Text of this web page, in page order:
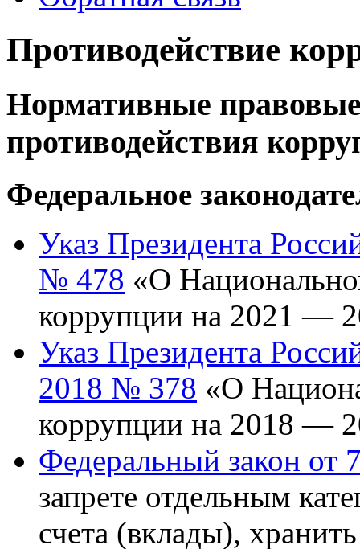
Противодействие
Нормативные
противодействия
Федеральное
Указ Президента
№ 478 «О
коррупции на 2021 —
Указ Президента
2018 № 378 «О
коррупции на 2018 —
Федеральный закон
запрете отдельным
счета (вклады),